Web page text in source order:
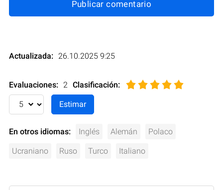
Publicar comentario
Actualizada: 26.10.2025 9:25
Evaluaciones: 2 Clasificación:
En otros idiomas: Inglés Alemán Polaco
Ucraniano Ruso Turco Italiano